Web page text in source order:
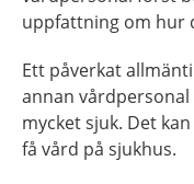
uppfattning om hur
Ett påverkat
annan
mycket sjuk. Det
få vård på sjukhus.